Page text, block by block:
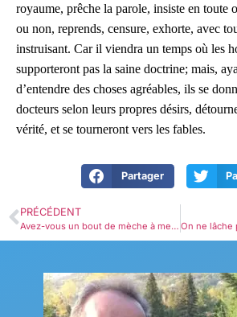
royaume, prêche la parole, insiste en toute
ou non, reprends, censure, exhorte, avec
instruisant. Car il viendra un temps où les
supporteront pas la saine doctrine; mais,
d’entendre des choses agréables, ils se
docteurs selon leurs propres désirs,
vérité, et se tourneront vers les fables.
Partager
PRÉCÉDENT
Avez-vous un bout de mèche à me prêter… j’en aurais besoin ! 2 Timothée 3.8-12￼